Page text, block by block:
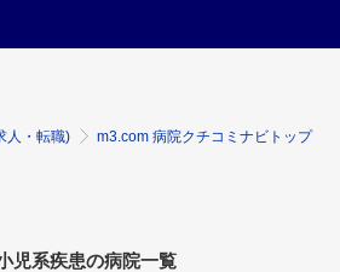
人・転職)
m3.com 病院クチコミナビトップ
児系疾患の病院一覧